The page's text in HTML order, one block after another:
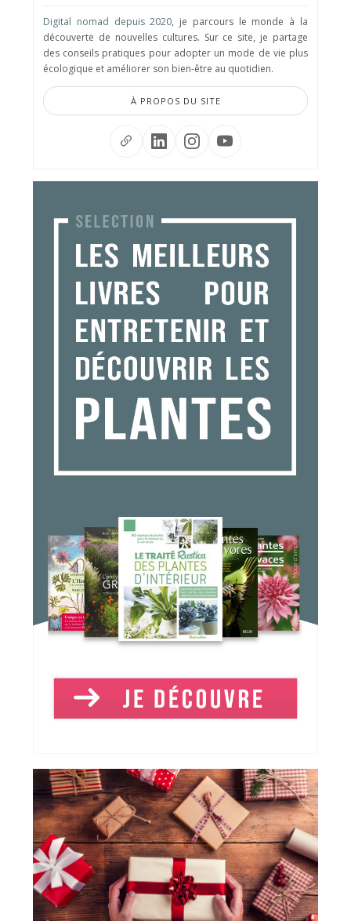
Digital nomad depuis 2020, je parcours le monde à la
découverte de nouvelles cultures. Sur ce site, je partage
des conseils pratiques pour adopter un mode de vie plus
écologique et améliorer son bien-être au quotidien.
À PROPOS DU SITE